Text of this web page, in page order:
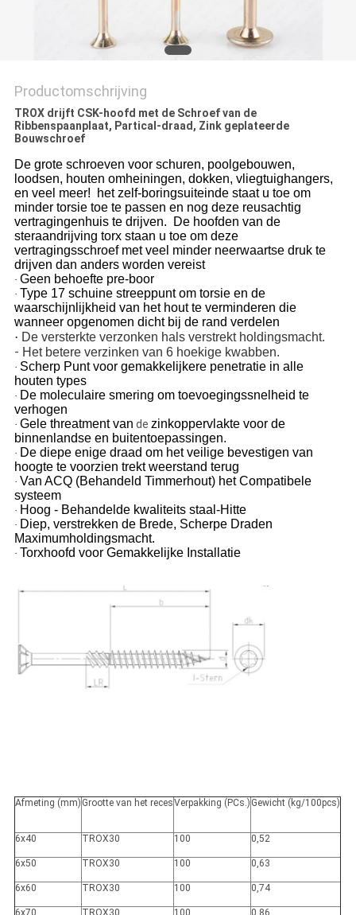
Productomschrijving
TROX drijft CSK-hoofd met de Schroef van de
Ribbenspaanplaat, Partical-draad, Zink geplateerde
Bouwschroef
De grote schroeven voor schuren, poolgebouwen,
loodsen, houten omheiningen, dokken, vliegtuighangers,
en veel meer! het zelf-boringsuiteinde staat u toe om
minder torsie toe te passen en nog deze reusachtig
vertragingenhuis te drijven. De hoofden van de
steraandrijving torx staan u toe om deze
vertragingsschroef met veel minder neerwaartse druk te
drijven dan anders worden vereist
· Geen behoefte pre-boor
· Type 17 schuine streeppunt om torsie en de
waarschijnlijkheid van het hout te verminderen die
wanneer opgenomen dicht bij de rand verdelen
· De versterkte verzonken hals verstrekt holdingsmacht.
- Het betere verzinken van 6 hoekige kwabben.
· Scherp Punt voor gemakkelijkere penetratie in alle
houten types
· De moleculaire smering om toevoegingssnelheid te
verhogen
· Gele threatment van de zinkoppervlakte voor de
binnenlandse en buitentoepassingen.
· De diepe enige draad om het veilige bevestigen van
hoogte te voorzien trekt weerstand terug
· Van ACQ (Behandeld Timmerhout) het Compatibele
systeem
· Hoog - Behandelde kwaliteits staal-Hitte
· Diep, verstrekken de Brede, Scherpe Draden
Maximumholdingsmacht.
· Torxhoofd voor Gemakkelijke Installatie
Afmeting (mm) Grootte van het recesVerpakking (PCs.) Gewicht (kg/100pcs)
6x40 TROX30 100 0,52
6x50 TROX30 100 0,63
6x60 TROX30 100 0,74